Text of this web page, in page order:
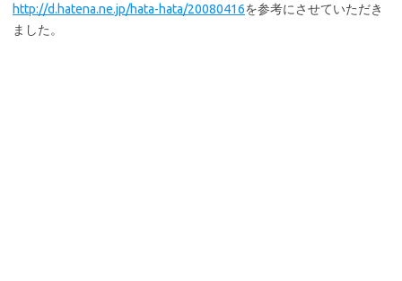
http://d.hatena.ne.jp/hata-hata/20080416を参考にさせていただき
ました。